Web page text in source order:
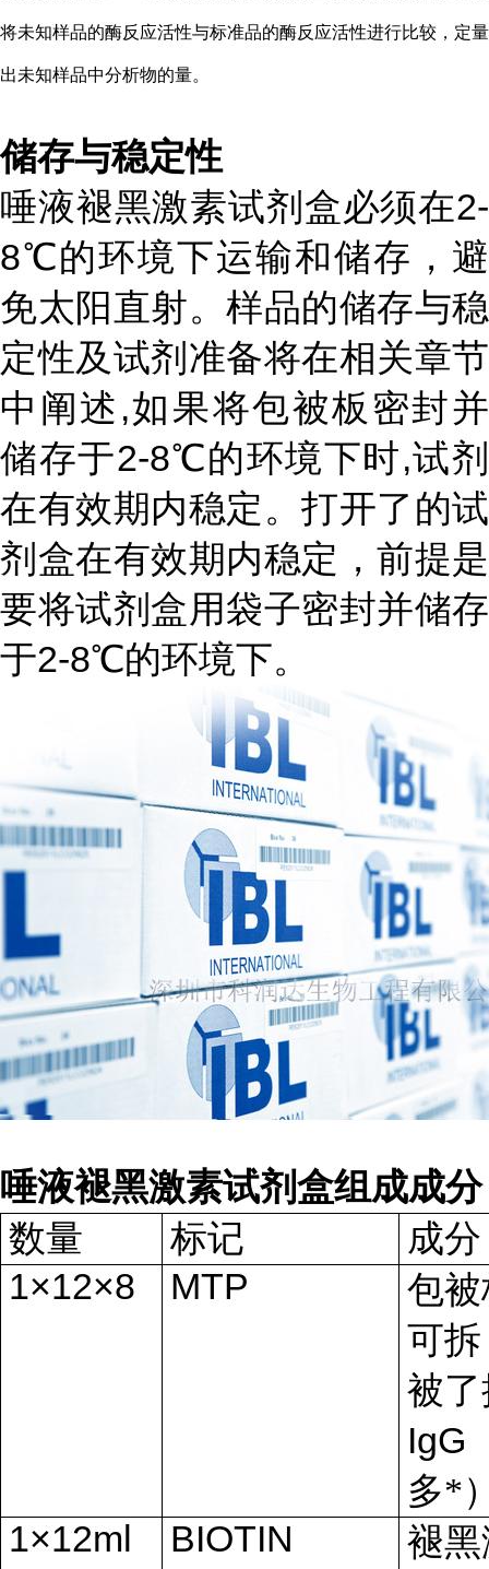
将未知样品的酶反应活性与标准品的酶反应活性进行比较，定量
出未知样品中分析物的量。
储存与稳定性
唾液褪黑激素试剂盒必须在2-
8℃的环境下运输和储存，避
免太阳直射。样品的储存与稳
定性及试剂准备将在相关章节
中阐述,如果将包被板密封并
储存于2-8℃的环境下时,试剂
在有效期内稳定。打开了的试
剂盒在有效期内稳定，前提是
要将试剂盒用袋子密封并储存
于2-8℃的环境下。
唾液褪黑激素试剂盒组成成分
数量
标记
成分
1×12×8
MTP
包
可
被
IgG
多*
1×12ml BIOTIN 褪